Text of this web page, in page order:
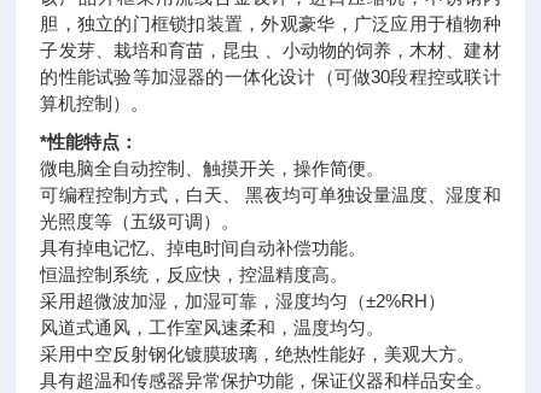
胆，独立的门框锁扣装置，外观豪华，广泛应用于植物种
子发芽、栽培和育苗，昆虫 、小动物的饲养，木材、建材
的性能试验等加湿器的一体化设计（可做30段程控或联计
算机控制）。
*性能特点：
微电脑全自动控制、触摸开关，操作简便。
可编程控制方式，白天、 黑夜均可单独设量温度、湿度和
光照度等（五级可调）。
具有掉电记忆、掉电时间自动补偿功能。
恒温控制系统，反应快，控温精度高。
采用超微波加湿，加湿可靠，湿度均匀（±2%RH）
风道式通风，工作室风速柔和，温度均匀。
采用中空反射钢化镀膜玻璃，绝热性能好，美观大方。
具有超温和传感器异常保护功能，保证仪器和样品安全。